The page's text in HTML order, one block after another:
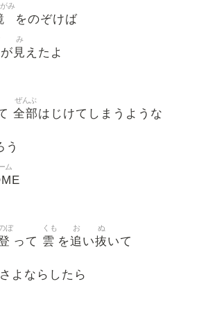
み
をのぞけば
が 見
み
えたよ
全部
ぜんぶ
はじけてしまうような
う
ム
ぼ
って 雲
くも
を追
お
い抜
ぬ
いて
よならしたら